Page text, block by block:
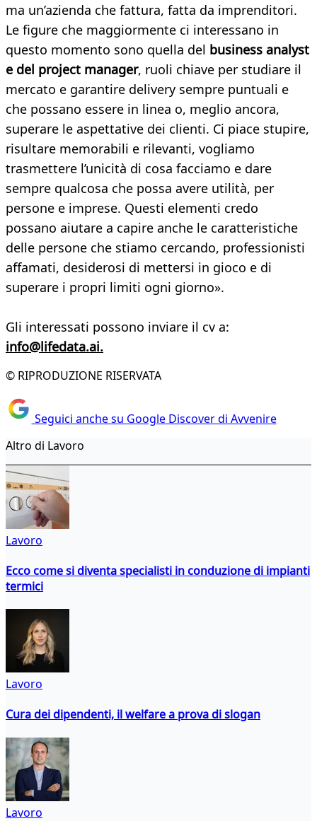
ma un’azienda che fattura, fatta da imprenditori.
Le figure che maggiormente ci interessano in
questo momento sono quella del business analyst
e del project manager, ruoli chiave per studiare il
mercato e garantire delivery sempre puntuali e
che possano essere in linea o, meglio ancora,
superare le aspettative dei clienti. Ci piace stupire,
risultare memorabili e rilevanti, vogliamo
trasmettere l’unicità di cosa facciamo e dare
sempre qualcosa che possa avere utilità, per
persone e imprese. Questi elementi credo
possano aiutare a capire anche le caratteristiche
delle persone che stiamo cercando, professionisti
affamati, desiderosi di mettersi in gioco e di
superare i propri limiti ogni giorno».
Gli interessati possono inviare il cv a:
info@lifedata.ai.
© RIPRODUZIONE RISERVATA
Seguici anche su Google Discover di Avvenire
Altro di Lavoro
Lavoro
Ecco come si diventa specialisti in conduzione di impianti
termici
Lavoro
Cura dei dipendenti, il welfare a prova di slogan
Lavoro